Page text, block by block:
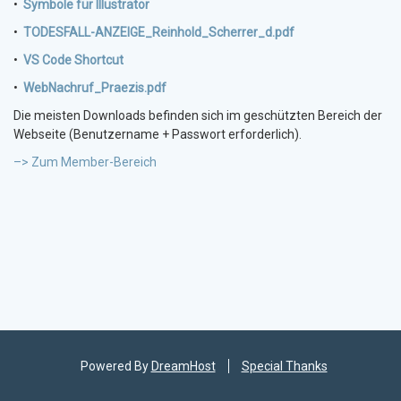
• Symbole für Illustrator
• TODESFALL-ANZEIGE_Reinhold_Scherrer_d.pdf
• VS Code Shortcut
• WebNachruf_Praezis.pdf
Die meisten Downloads befinden sich im geschützten Bereich der
Webseite (Benutzername + Passwort erforderlich).
–> Zum Member-Bereich
Powered By DreamHost Special Thanks